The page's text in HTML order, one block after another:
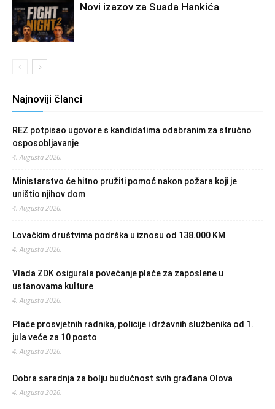
Novi izazov za Suada Hankića
Najnoviji članci
REZ potpisao ugovore s kandidatima odabranim za stručno
osposobljavanje
4. Augusta 2026.
Ministarstvo će hitno pružiti pomoć nakon požara koji je
uništio njihov dom
4. Augusta 2026.
Lovačkim društvima podrška u iznosu od 138.000 KM
4. Augusta 2026.
Vlada ZDK osigurala povećanje plaće za zaposlene u
ustanovama kulture
4. Augusta 2026.
Plaće prosvjetnih radnika, policije i državnih službenika od 1.
jula veće za 10 posto
4. Augusta 2026.
Dobra saradnja za bolju budućnost svih građana Olova
4. Augusta 2026.